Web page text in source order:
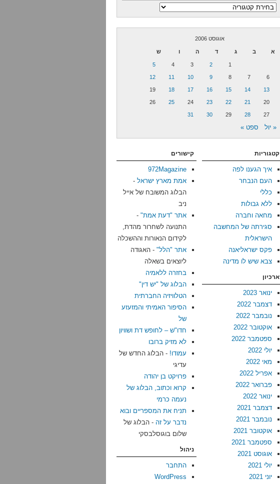
קטגוריות
אוגוסט 2006
א ב ג ד ה ו ש
1
2
3
4
5
6
7
8
9
10
11
12
13
14
15
16
17
18
19
20
21
22
23
24
25
26
27
28
29
30
31
« יול ספט »
קטגוריות
איך הגענו לפה
העם הנבחר
כללי
ללא גבולות
מחאה וחברה
סגירתה של המחשבה
הישראלית
פקס ישראליאנה
צבא שיש לו מדינה
ארכיון
ינואר 2023
דצמבר 2022
נובמבר 2022
אוקטובר 2022
ספטמבר 2022
יולי 2022
מאי 2022
אפריל 2022
פברואר 2022
ינואר 2022
דצמבר 2021
נובמבר 2021
אוקטובר 2021
ספטמבר 2021
אוגוסט 2021
יולי 2021
יוני 2021
קישורים
972Magazine
אמת מארץ ישראל -
הבלוג המשובח של אייל
ניב
אתר "דעת אמת" -
התנועה לשחרור מהדת,
לקידום הנאורות וההשכלה
אתר "הלל" - האגודה
ליוצאים בשאלה
בחזרה ללאמיה
הבלוג של "יש דין"
הטלוויזיה החברתית
הסיפור האמיתי והמזעזע
של
חדו"ש – לחופש דת ושוויון
לא מזיק ברובו
עמודו! - הבלוג החדש של
עדיגי
פרויקט בן יהודה
קרוא וכתוב, הבלוג של
נעמה כרמי
תניח את המספריים ובוא
נדבר על זה - הבלוג של
שלום בוגוסלבסקי
ניהול
התחבר
WordPress